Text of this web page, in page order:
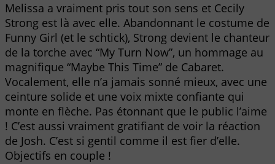
Melissa a vraiment pris tout son sens et Cecily
Strong est là avec elle. Abandonnant le costume de
Funny Girl (et le schtick), Strong devient le chanteur
de la torche avec “My Turn Now”, un hommage au
magnifique “Maybe This Time” de Cabaret.
Vocalement, elle n’a jamais sonné mieux, avec une
ceinture solide et une voix mixte confiante qui
monte en flèche. Pas étonnant que le public l’aime
! C’est aussi vraiment gratifiant de voir la réaction
de Josh. C’est si gentil comme il est fier d’elle.
Objectifs en couple !